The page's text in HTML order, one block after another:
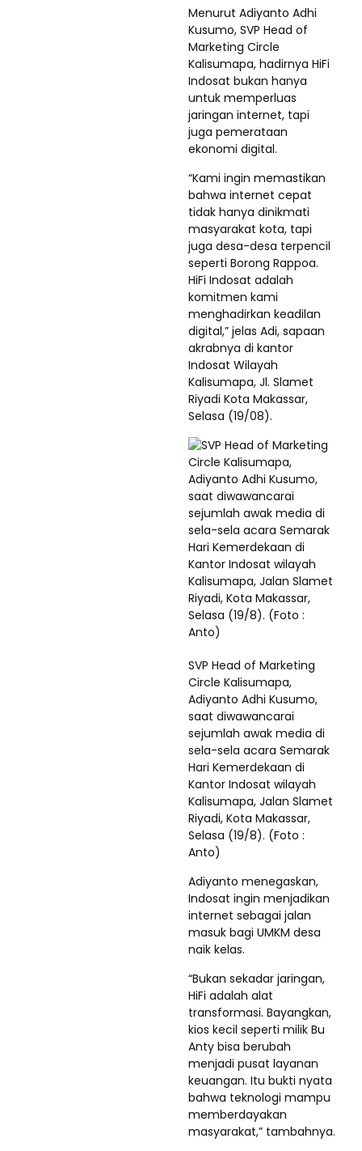
Menurut Adiyanto Adhi
Kusumo, SVP Head of
Marketing Circle
Kalisumapa, hadirnya HiFi
Indosat bukan hanya
untuk memperluas
jaringan internet, tapi
juga pemerataan
ekonomi digital.
“Kami ingin memastikan
bahwa internet cepat
tidak hanya dinikmati
masyarakat kota, tapi
juga desa-desa terpencil
seperti Borong Rappoa.
HiFi Indosat adalah
komitmen kami
menghadirkan keadilan
digital,” jelas Adi, sapaan
akrabnya di kantor
Indosat Wilayah
Kalisumapa, Jl. Slamet
Riyadi Kota Makassar,
Selasa (19/08).
SVP Head of Marketing
Circle Kalisumapa,
Adiyanto Adhi Kusumo,
saat diwawancarai
sejumlah awak media di
sela-sela acara Semarak
Hari Kemerdekaan di
Kantor Indosat wilayah
Kalisumapa, Jalan Slamet
Riyadi, Kota Makassar,
Selasa (19/8). (Foto :
Anto)
Adiyanto menegaskan,
Indosat ingin menjadikan
internet sebagai jalan
masuk bagi UMKM desa
naik kelas.
“Bukan sekadar jaringan,
HiFi adalah alat
transformasi. Bayangkan,
kios kecil seperti milik Bu
Anty bisa berubah
menjadi pusat layanan
keuangan. Itu bukti nyata
bahwa teknologi mampu
memberdayakan
masyarakat,” tambahnya.